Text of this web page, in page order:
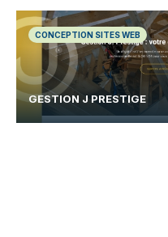
CONCEPTION SITES WEB
GESTION J PRESTIGE